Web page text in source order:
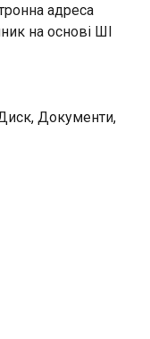
адреса
на основі ШІ
Документи,